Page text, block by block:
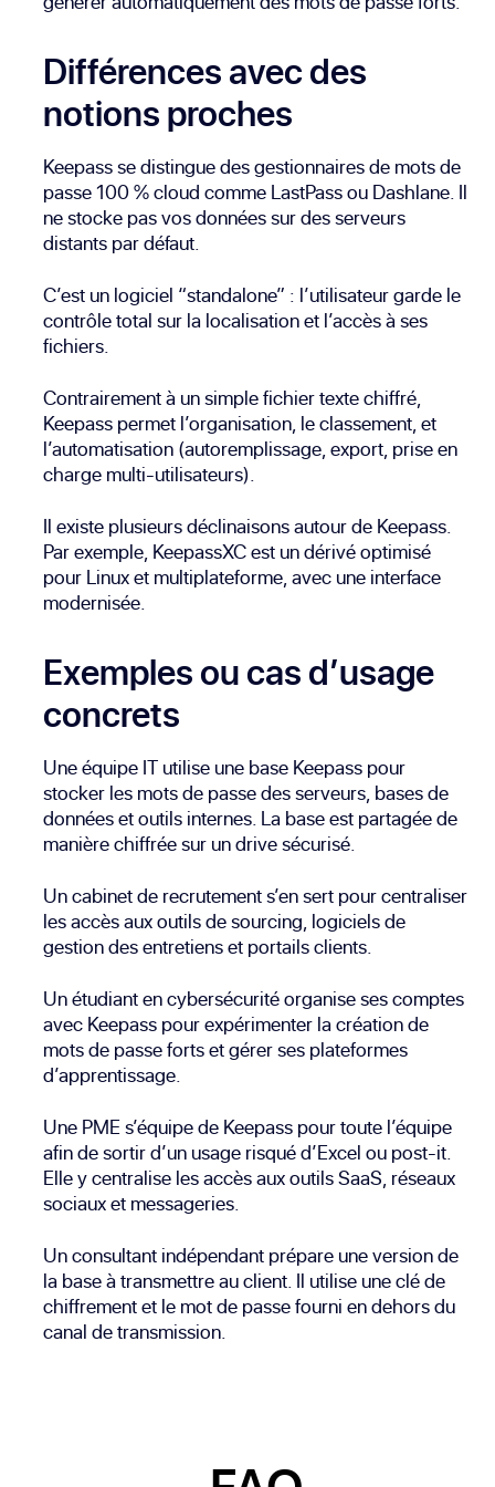
Différences avec des
notions proches
Keepass se distingue des gestionnaires de mots de
passe 100 % cloud comme LastPass ou Dashlane. Il
ne stocke pas vos données sur des serveurs
distants par défaut.
C’est un logiciel “standalone” : l’utilisateur garde le
contrôle total sur la localisation et l’accès à ses
fichiers.
Contrairement à un simple fichier texte chiffré,
Keepass permet l’organisation, le classement, et
l’automatisation (autoremplissage, export, prise en
charge multi-utilisateurs).
Il existe plusieurs déclinaisons autour de Keepass.
Par exemple, KeepassXC est un dérivé optimisé
pour Linux et multiplateforme, avec une interface
modernisée.
Exemples ou cas d’usage
concrets
Une équipe IT utilise une base Keepass pour
stocker les mots de passe des serveurs, bases de
données et outils internes. La base est partagée de
manière chiffrée sur un drive sécurisé.
Un cabinet de recrutement s’en sert pour centraliser
les accès aux outils de sourcing, logiciels de
gestion des entretiens et portails clients.
Un étudiant en cybersécurité organise ses comptes
avec Keepass pour expérimenter la création de
mots de passe forts et gérer ses plateformes
d’apprentissage.
Une PME s’équipe de Keepass pour toute l’équipe
afin de sortir d’un usage risqué d’Excel ou post-it.
Elle y centralise les accès aux outils SaaS, réseaux
sociaux et messageries.
Un consultant indépendant prépare une version de
la base à transmettre au client. Il utilise une clé de
chiffrement et le mot de passe fourni en dehors du
canal de transmission.